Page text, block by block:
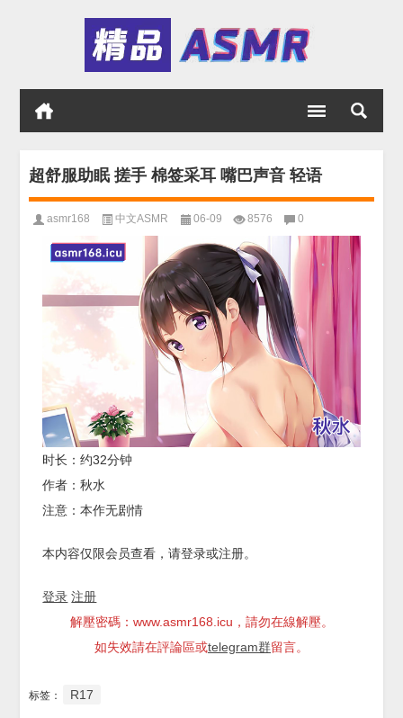
超舒服助眠 搓手 棉签采耳 嘴巴声音 轻语
asmr168 中文ASMR 06-09 8576 0
时长：约32分钟
作者：秋水
注意：本作无剧情
本内容仅限会员查看，请登录或注册。
登录 注册
解壓密碼：www.asmr168.icu，請勿在線解壓。
如失效請在評論區或telegram群留言。
标签： R17